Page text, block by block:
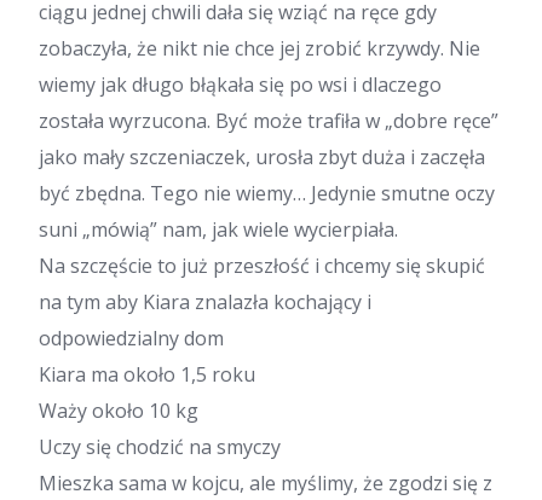
ciągu jednej chwili dała się wziąć na ręce gdy
zobaczyła, że nikt nie chce jej zrobić krzywdy. Nie
wiemy jak długo błąkała się po wsi i dlaczego
została wyrzucona. Być może trafiła w „dobre ręce”
jako mały szczeniaczek, urosła zbyt duża i zaczęła
być zbędna. Tego nie wiemy… Jedynie smutne oczy
suni „mówią” nam, jak wiele wycierpiała.
Na szczęście to już przeszłość i chcemy się skupić
na tym aby Kiara znalazła kochający i
odpowiedzialny dom
Kiara ma około 1,5 roku
Waży około 10 kg
Uczy się chodzić na smyczy
Mieszka sama w kojcu, ale myślimy, że zgodzi się z